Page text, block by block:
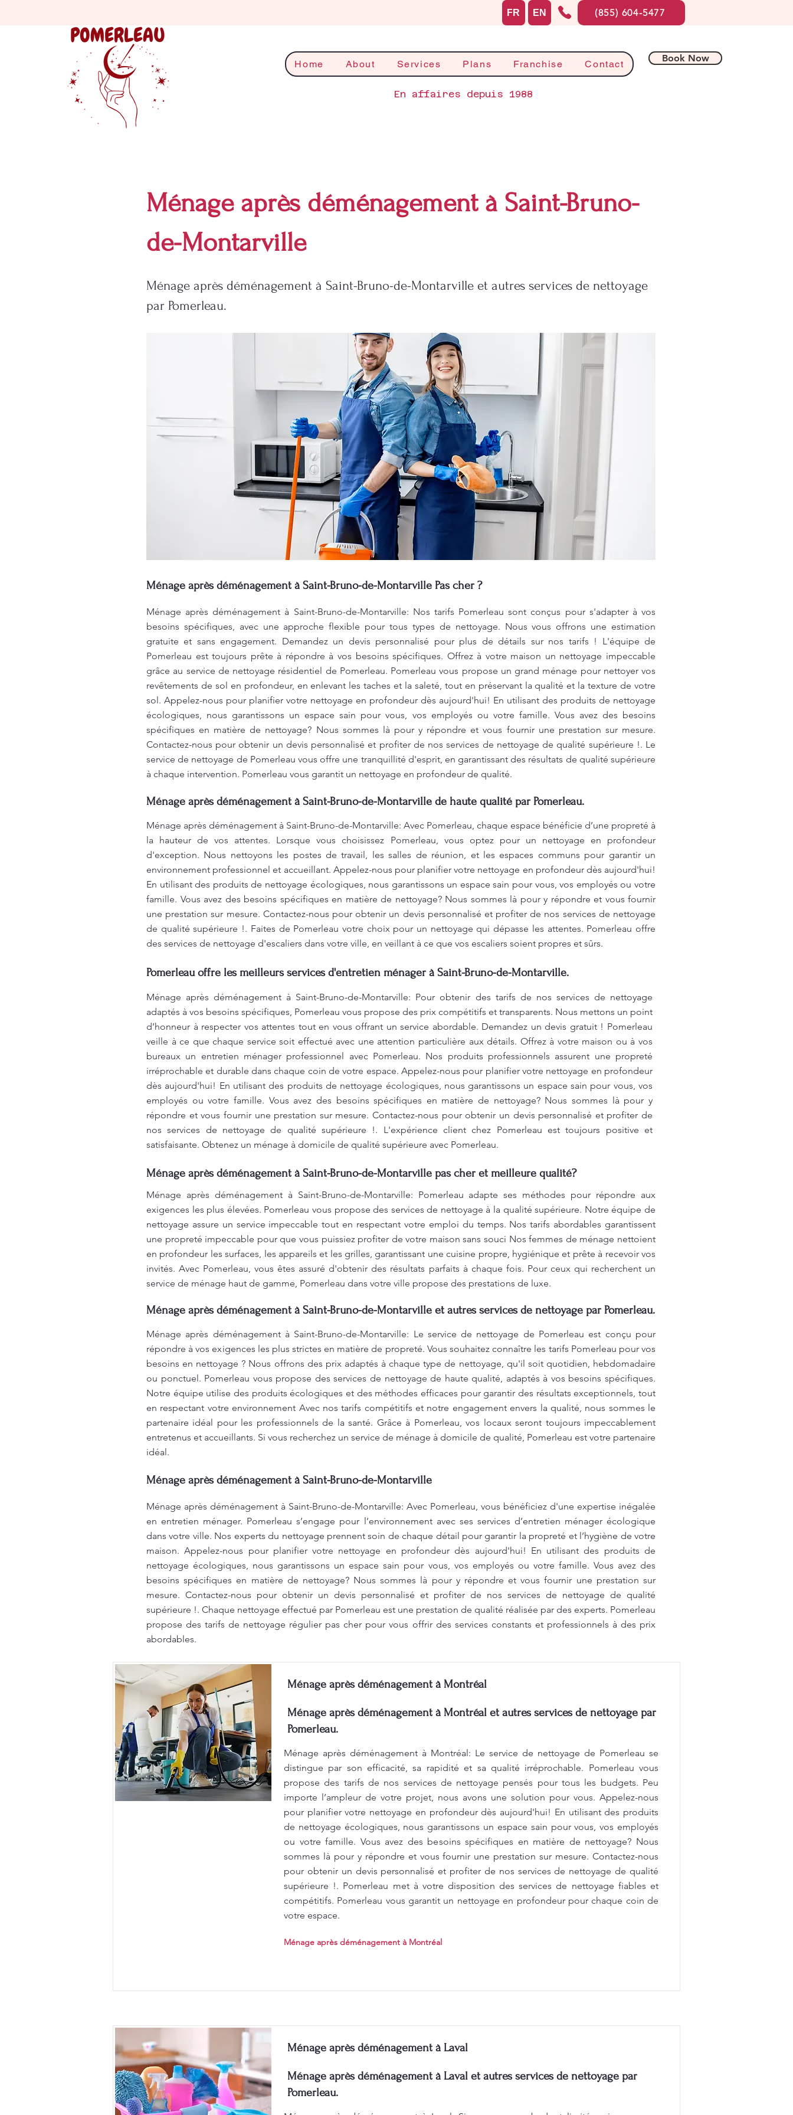
Home About Services Plans Franchise Contact
Book Now
En affaires depuis 1988
FR EN (855) 604-5477
Ménage après déménagement à Saint-Bruno-
de-Montarville
Ménage après déménagement à Saint-Bruno-de-Montarville et autres services de nettoyage
par Pomerleau.
Ménage après déménagement à Saint-Bruno-de-Montarville Pas cher ?
Ménage après déménagement à Saint-Bruno-de-Montarville: Nos tarifs Pomerleau sont conçus pour s'adapter à vos
besoins spécifiques, avec une approche flexible pour tous types de nettoyage. Nous vous offrons une estimation
gratuite et sans engagement. Demandez un devis personnalisé pour plus de détails sur nos tarifs ! L'équipe de
Pomerleau est toujours prête à répondre à vos besoins spécifiques. Offrez à votre maison un nettoyage impeccable
grâce au service de nettoyage résidentiel de Pomerleau. Pomerleau vous propose un grand ménage pour nettoyer vos
revêtements de sol en profondeur, en enlevant les taches et la saleté, tout en préservant la qualité et la texture de votre
sol. Appelez-nous pour planifier votre nettoyage en profondeur dès aujourd'hui! En utilisant des produits de nettoyage
écologiques, nous garantissons un espace sain pour vous, vos employés ou votre famille. Vous avez des besoins
spécifiques en matière de nettoyage? Nous sommes là pour y répondre et vous fournir une prestation sur mesure.
Contactez-nous pour obtenir un devis personnalisé et profiter de nos services de nettoyage de qualité supérieure !. Le
service de nettoyage de Pomerleau vous offre une tranquillité d'esprit, en garantissant des résultats de qualité supérieure
à chaque intervention. Pomerleau vous garantit un nettoyage en profondeur de qualité.
Ménage après déménagement à Saint-Bruno-de-Montarville de haute qualité par Pomerleau.
Ménage après déménagement à Saint-Bruno-de-Montarville: Avec Pomerleau, chaque espace bénéficie d’une propreté à
la hauteur de vos attentes. Lorsque vous choisissez Pomerleau, vous optez pour un nettoyage en profondeur
d'exception. Nous nettoyons les postes de travail, les salles de réunion, et les espaces communs pour garantir un
environnement professionnel et accueillant. Appelez-nous pour planifier votre nettoyage en profondeur dès aujourd'hui!
En utilisant des produits de nettoyage écologiques, nous garantissons un espace sain pour vous, vos employés ou votre
famille. Vous avez des besoins spécifiques en matière de nettoyage? Nous sommes là pour y répondre et vous fournir
une prestation sur mesure. Contactez-nous pour obtenir un devis personnalisé et profiter de nos services de nettoyage
de qualité supérieure !. Faites de Pomerleau votre choix pour un nettoyage qui dépasse les attentes. Pomerleau offre
des services de nettoyage d'escaliers dans votre ville, en veillant à ce que vos escaliers soient propres et sûrs.
Pomerleau offre les meilleurs services d'entretien ménager à Saint-Bruno-de-Montarville.
Ménage après déménagement à Saint-Bruno-de-Montarville: Pour obtenir des tarifs de nos services de nettoyage
adaptés à vos besoins spécifiques, Pomerleau vous propose des prix compétitifs et transparents. Nous mettons un point
d’honneur à respecter vos attentes tout en vous offrant un service abordable. Demandez un devis gratuit ! Pomerleau
veille à ce que chaque service soit effectué avec une attention particulière aux détails. Offrez à votre maison ou à vos
bureaux un entretien ménager professionnel avec Pomerleau. Nos produits professionnels assurent une propreté
irréprochable et durable dans chaque coin de votre espace. Appelez-nous pour planifier votre nettoyage en profondeur
dès aujourd'hui! En utilisant des produits de nettoyage écologiques, nous garantissons un espace sain pour vous, vos
employés ou votre famille. Vous avez des besoins spécifiques en matière de nettoyage? Nous sommes là pour y
répondre et vous fournir une prestation sur mesure. Contactez-nous pour obtenir un devis personnalisé et profiter de
nos services de nettoyage de qualité supérieure !. L'expérience client chez Pomerleau est toujours positive et
satisfaisante. Obtenez un ménage à domicile de qualité supérieure avec Pomerleau.
Ménage après déménagement à Saint-Bruno-de-Montarville pas cher et meilleure qualité?
Ménage après déménagement à Saint-Bruno-de-Montarville: Pomerleau adapte ses méthodes pour répondre aux
exigences les plus élevées. Pomerleau vous propose des services de nettoyage à la qualité supérieure. Notre équipe de
nettoyage assure un service impeccable tout en respectant votre emploi du temps. Nos tarifs abordables garantissent
une propreté impeccable pour que vous puissiez profiter de votre maison sans souci Nos femmes de ménage nettoient
en profondeur les surfaces, les appareils et les grilles, garantissant une cuisine propre, hygiénique et prête à recevoir vos
invités. Avec Pomerleau, vous êtes assuré d'obtenir des résultats parfaits à chaque fois. Pour ceux qui recherchent un
service de ménage haut de gamme, Pomerleau dans votre ville propose des prestations de luxe.
Ménage après déménagement à Saint-Bruno-de-Montarville et autres services de nettoyage par Pomerleau.
Ménage après déménagement à Saint-Bruno-de-Montarville: Le service de nettoyage de Pomerleau est conçu pour
répondre à vos exigences les plus strictes en matière de propreté. Vous souhaitez connaître les tarifs Pomerleau pour vos
besoins en nettoyage ? Nous offrons des prix adaptés à chaque type de nettoyage, qu'il soit quotidien, hebdomadaire
ou ponctuel. Pomerleau vous propose des services de nettoyage de haute qualité, adaptés à vos besoins spécifiques.
Notre équipe utilise des produits écologiques et des méthodes efficaces pour garantir des résultats exceptionnels, tout
en respectant votre environnement Avec nos tarifs compétitifs et notre engagement envers la qualité, nous sommes le
partenaire idéal pour les professionnels de la santé. Grâce à Pomerleau, vos locaux seront toujours impeccablement
entretenus et accueillants. Si vous recherchez un service de ménage à domicile de qualité, Pomerleau est votre partenaire
idéal.
Ménage après déménagement à Saint-Bruno-de-Montarville
Ménage après déménagement à Saint-Bruno-de-Montarville: Avec Pomerleau, vous bénéficiez d'une expertise inégalée
en entretien ménager. Pomerleau s’engage pour l’environnement avec ses services d’entretien ménager écologique
dans votre ville. Nos experts du nettoyage prennent soin de chaque détail pour garantir la propreté et l’hygiène de votre
maison. Appelez-nous pour planifier votre nettoyage en profondeur dès aujourd'hui! En utilisant des produits de
nettoyage écologiques, nous garantissons un espace sain pour vous, vos employés ou votre famille. Vous avez des
besoins spécifiques en matière de nettoyage? Nous sommes là pour y répondre et vous fournir une prestation sur
mesure. Contactez-nous pour obtenir un devis personnalisé et profiter de nos services de nettoyage de qualité
supérieure !. Chaque nettoyage effectué par Pomerleau est une prestation de qualité réalisée par des experts. Pomerleau
propose des tarifs de nettoyage régulier pas cher pour vous offrir des services constants et professionnels à des prix
abordables.
Ménage après déménagement à Montréal
Ménage après déménagement à Montréal et autres services de nettoyage par
Pomerleau.
Ménage après déménagement à Montréal: Le service de nettoyage de Pomerleau se
distingue par son efficacité, sa rapidité et sa qualité irréprochable. Pomerleau vous
propose des tarifs de nos services de nettoyage pensés pour tous les budgets. Peu
importe l’ampleur de votre projet, nous avons une solution pour vous. Appelez-nous
pour planifier votre nettoyage en profondeur dès aujourd'hui! En utilisant des produits
de nettoyage écologiques, nous garantissons un espace sain pour vous, vos employés
ou votre famille. Vous avez des besoins spécifiques en matière de nettoyage? Nous
sommes là pour y répondre et vous fournir une prestation sur mesure. Contactez-nous
pour obtenir un devis personnalisé et profiter de nos services de nettoyage de qualité
supérieure !. Pomerleau met à votre disposition des services de nettoyage fiables et
compétitifs. Pomerleau vous garantit un nettoyage en profondeur pour chaque coin de
votre espace.
Ménage après déménagement à Montréal
Ménage après déménagement à Laval
Ménage après déménagement à Laval et autres services de nettoyage par
Pomerleau.